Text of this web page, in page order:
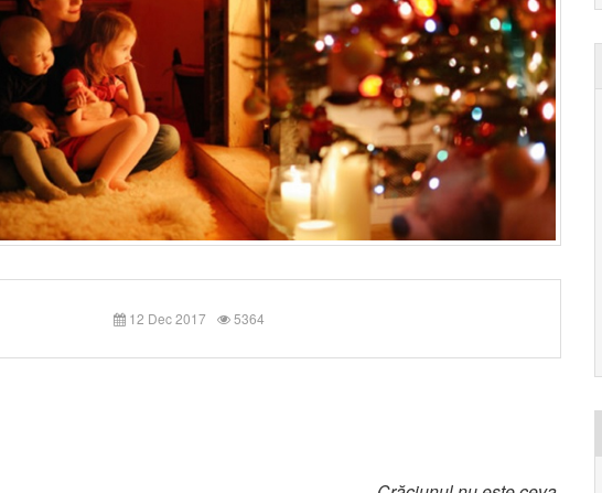
12 Dec 2017 5364